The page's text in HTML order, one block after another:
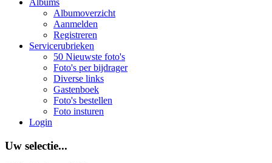
Albums
Albumoverzicht
Aanmelden
Registreren
Servicerubrieken
50 Nieuwste foto's
Foto's per bijdrager
Diverse links
Gastenboek
Foto's bestellen
Foto insturen
Login
Uw selectie...